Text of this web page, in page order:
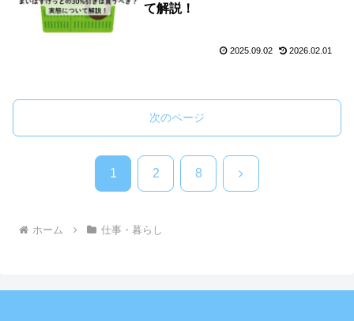
て解説！
2025.09.02 2026.02.01
次のページ
1 2 8 次
ホーム 仕事・暮らし